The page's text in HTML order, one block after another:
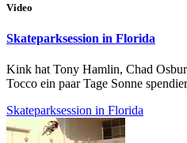
Video
Skateparksession in Florida
Kink hat Tony Hamlin, Chad
Tocco ein paar Tage Sonne
Skateparksession in Florida